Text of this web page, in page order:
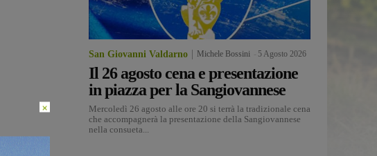
San Giovanni Valdarno Michele Bossini 5 Agosto 2026
Il 26 agosto cena e presentazione
in piazza per la Sangiovannese
Mercoledì 26 agosto alle ore 20 si terrà la tradizionale cena
che accompagnerà la presentazione della Sangiovannese
nella consueta...
×